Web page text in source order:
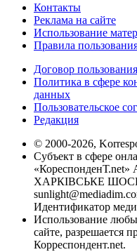
Контакты
Реклама на сайте
Использование
Правила
Договор
Политика в сфере
данных
Пользовательское
Редакция
© 2000-2026,
Субъект в сфере
«КореспонденТ.net»
ХАРКІВСЬКЕ ШОСЕ,
Идентификатор
Использование
сайте, разрешается
Корреспондент.net.